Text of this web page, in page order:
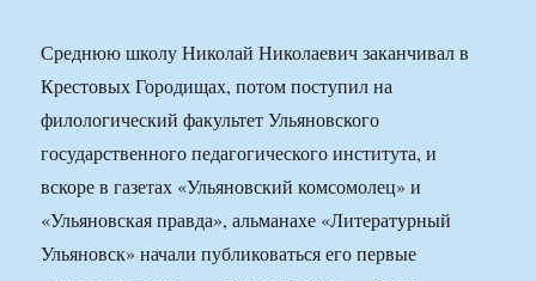
Среднюю школу Николай Николаевич заканчивал в
Крестовых Городищах, потом поступил на
филологический факультет Ульяновского
государственного педагогического института, и
вскоре в газетах «Ульяновский комсомолец» и
«Ульяновская правда», альманахе «Литературный
Ульяновск» начали публиковаться его первые